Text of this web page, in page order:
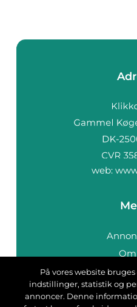
web:
Om
På vores website
indstillinger, statistik og
annoncer. Denne